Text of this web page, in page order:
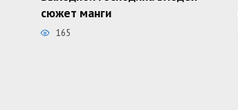
сюжет манги
165